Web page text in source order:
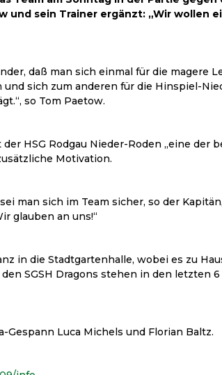
und sein Trainer ergänzt: „Wir wollen
daß man sich einmal für die magere
sich zum anderen für die Hinspiel-
so Tom Paetow.
HSG Rodgau Nieder-Roden „eine der
Motivation.
man sich im Team sicher, so der
glauben an uns!“
in die Stadtgartenhalle, wobei es zu
SGSH Dragons stehen in den letzten
Luca Michels und Florian Baltz.